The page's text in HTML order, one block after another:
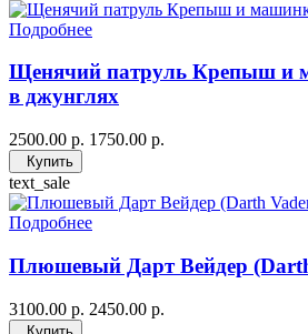
Подробнее
Щенячий патруль Крепыш и
в джунглях
2500.00 р. 1750.00 р.
Купить
text_sale
Подробнее
Плюшевый Дарт Вейдер
3100.00 р. 2450.00 р.